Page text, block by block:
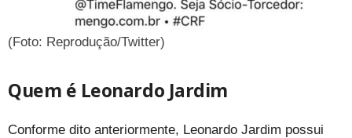
(Foto: Reprodução/Twitter)
Quem é Leonardo Jardim
Conforme dito anteriormente, Leonardo Jardim possui